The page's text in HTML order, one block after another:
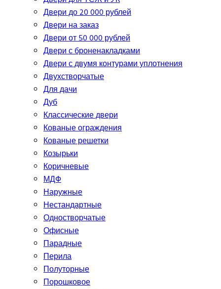
Двери до 20 000 рублей
Двери на заказ
Двери от 50 000 рублей
Двери с броненакладками
Двери с двумя контурами уплотнения
Двухстворчатые
Для дачи
Дуб
Классические двери
Кованые ограждения
Кованые решетки
Козырьки
Коричневые
МДФ
Наружные
Нестандартные
Одностворчатые
Офисные
Парадные
Перила
Полуторные
Порошковое